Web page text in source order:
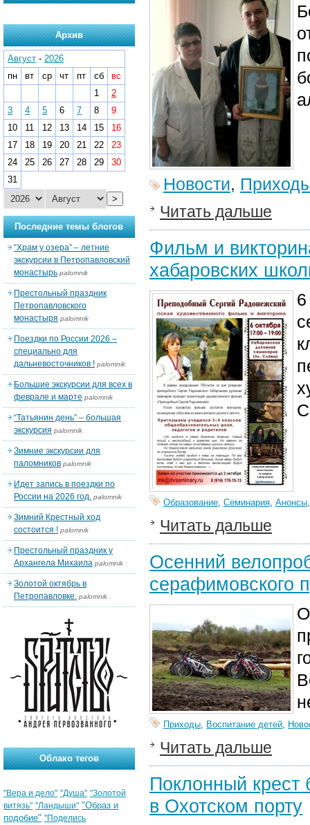
Новости,
Читать дальше
Фильм и
хабаровских
Образование, Семинария, Анонсы
Читать дальше
Осенний
серафимовского
Приходы, Воспитание детей,
Читать дальше
Поклонный крест
в Охотском порту
Архив
Август - 2026
пн
вт ср чт пт сб
вс
1
2
3
4 5 6 7 8
9
10
11 12 13 14 15
16
17
18 19 20 21 22
23
24
25 26 27 28 29
30
31
>
Последние темы блогов
“Храм у озера” – летние
экскурсии в Петропавловский
монастырь palomnik
Престольный праздник
Петропавловского
монастыря palomnik
Поездки по России 2026 –
специально для
дальневосточников ! palomnik
Большие экскурсии для всех в
феврале и марте palomnik
“Татьянин день” – большая
экскурсия palomnik
Зимние экскурсии для
паломников palomnik
Идет запись в поездки по
России на 2026 год. palomnik
Зимний Крестный ход
состоится ! palomnik
Престольный праздник у
Архангела Михаила palomnik
Золотой октябрь в
Петропавловке. palomnik
Облако тегов
"Вера и дело" "Душа" "Золотой
витязь" "Ландыши" "Образ и
подобие" "Поделись